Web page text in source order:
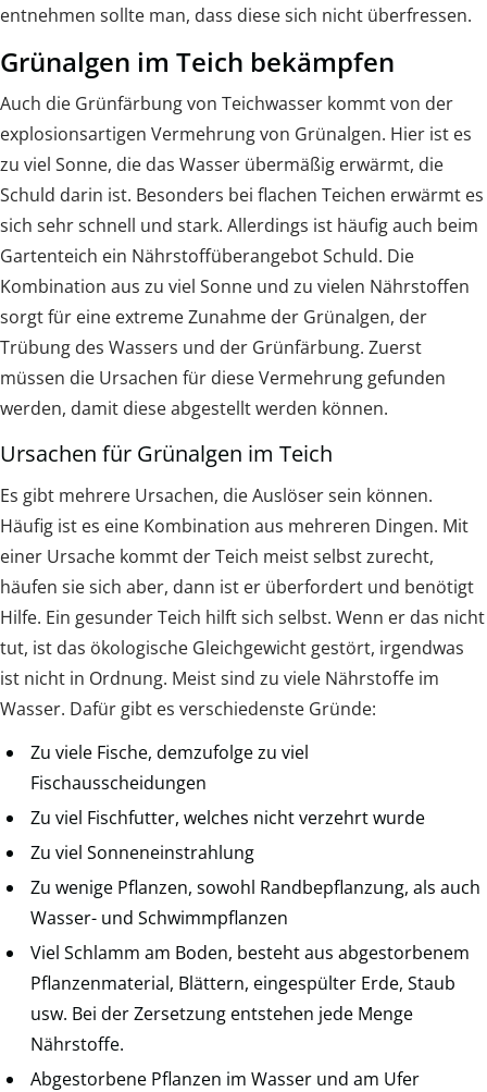
entnehmen sollte man, dass diese sich nicht überfressen.
Grünalgen im Teich bekämpfen
Auch die Grünfärbung von Teichwasser kommt von der
explosionsartigen Vermehrung von Grünalgen. Hier ist es
zu viel Sonne, die das Wasser übermäßig erwärmt, die
Schuld darin ist. Besonders bei flachen Teichen erwärmt es
sich sehr schnell und stark. Allerdings ist häufig auch beim
Gartenteich ein Nährstoffüberangebot Schuld. Die
Kombination aus zu viel Sonne und zu vielen Nährstoffen
sorgt für eine extreme Zunahme der Grünalgen, der
Trübung des Wassers und der Grünfärbung. Zuerst
müssen die Ursachen für diese Vermehrung gefunden
werden, damit diese abgestellt werden können.
Ursachen für Grünalgen im Teich
Es gibt mehrere Ursachen, die Auslöser sein können.
Häufig ist es eine Kombination aus mehreren Dingen. Mit
einer Ursache kommt der Teich meist selbst zurecht,
häufen sie sich aber, dann ist er überfordert und benötigt
Hilfe. Ein gesunder Teich hilft sich selbst. Wenn er das nicht
tut, ist das ökologische Gleichgewicht gestört, irgendwas
ist nicht in Ordnung. Meist sind zu viele Nährstoffe im
Wasser. Dafür gibt es verschiedenste Gründe:
Zu viele Fische, demzufolge zu viel
Fischausscheidungen
Zu viel Fischfutter, welches nicht verzehrt wurde
Zu viel Sonneneinstrahlung
Zu wenige Pflanzen, sowohl Randbepflanzung, als auch
Wasser- und Schwimmpflanzen
Viel Schlamm am Boden, besteht aus abgestorbenem
Pflanzenmaterial, Blättern, eingespülter Erde, Staub
usw. Bei der Zersetzung entstehen jede Menge
Nährstoffe.
Abgestorbene Pflanzen im Wasser und am Ufer